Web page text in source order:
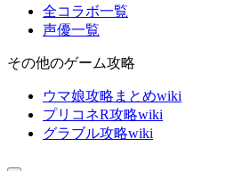
全コラボ一覧
声優一覧
その他のゲーム攻略
ウマ娘攻略まとめwiki
プリコネR攻略wiki
グラブル攻略wiki